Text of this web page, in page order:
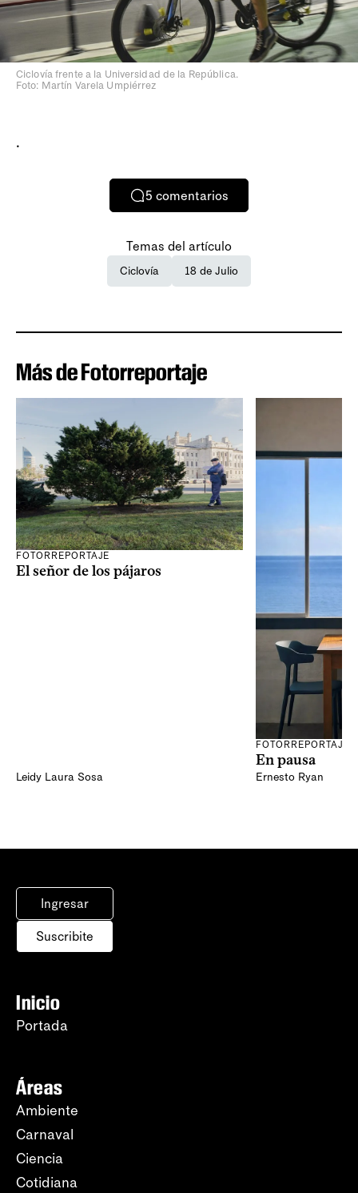
Ciclovía frente a la Universidad de la República.
Foto: Martín Varela Umpiérrez
.
5 comentarios
Temas del artículo
Ciclovía 18 de Julio
Más de Fotorreportaje
FOTORREPORTAJE
El señor de los pájaros
Leidy Laura Sosa
FOTORREPORTAJE
En pausa
Ernesto Ryan
Ingresar
Suscribite
Inicio
Portada
Áreas
Ambiente
Carnaval
Ciencia
Cotidiana